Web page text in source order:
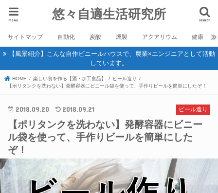
悠々自適生活研究所 search
menu
サイトマップ 自動化 炭酸 燻製 アクアリウム 健康
【風景紹介】こんな自作ビニールハウスで、農業×エンジニアとして活動
しています。
HOME 楽しい食を作る【酒・加工食品】
ビール造り
【ポリタンクを洗わない】発酵容器にビニール袋を使って、手作りビールを簡単にしたぞ！
ビール造り
2018.09.20 2018.09.21
【ポリタンクを洗わない】発酵容器にビニー
ル袋を使って、手作りビールを簡単にした
ぞ！